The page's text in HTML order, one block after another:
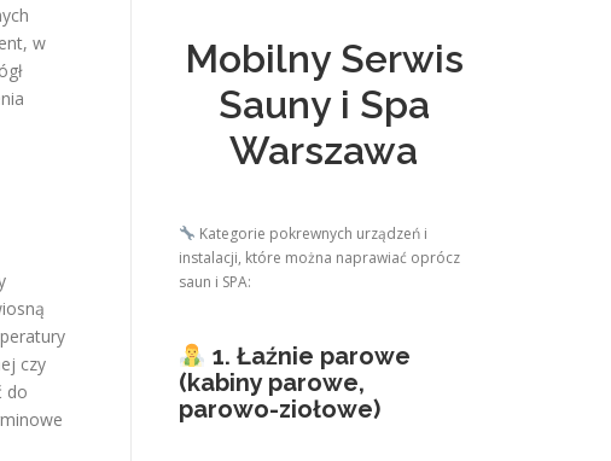
w
czy
do
Mobilny Serwis
Sauny i Spa
Warszawa
Kategorie pokrewnych urządzeń i
instalacji, które można naprawiać oprócz
saun i SPA:
1. Łaźnie parowe
(kabiny parowe,
parowo-ziołowe)